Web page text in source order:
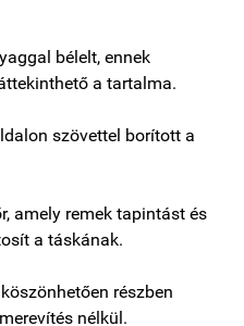
bélelt, ennek
a tartalma.
szövettel borított a
amely remek tapintást és
a táskának.
részben
nélkül.